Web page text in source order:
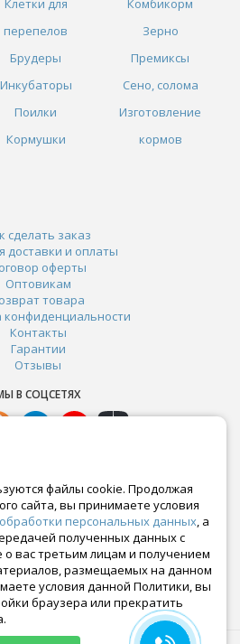
Клетки для
перепелов
Брудеры
Инкубаторы
Поилки
Кормушки
Комбикорм
Зерно
Премиксы
Сено, солома
Изготовление
кормов
сделать заказ
доставки и оплаты
оферты
Оптовикам
товара
конфиденциальности
Контакты
Гарантии
Отзывы
В СОЦСЕТЯХ
Почта:
ferma@yandex.ru
файлы cookie. Продолжая
сайта, вы принимаете условия
персональных данных, а
полученных данных с
вас третьим лицам и получением
размещаемых на данном
условия данной Политики, вы
браузера или прекратить